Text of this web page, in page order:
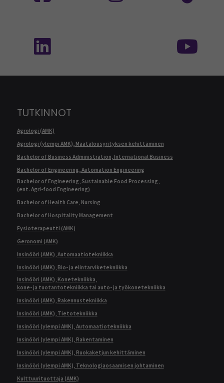
TUTKINNOT
Agrologi (AMK)
Agrologi (ylempi AMK), Maatalousyrityksen kehittäminen
Bachelor of Business Administration, International Business
Bachelor of Engineering, Automation Engineering
Bachelor of Engineering, Sustainable Food Processing,
(ent. Agri-food Engineering)
Bachelor of Health Care, Nursing
Bachelor of Hospitality Management
Fysioterapeutti (AMK)
Geronomi (AMK)
Insinööri (AMK), Automaatiotekniikka
Insinööri (AMK), Bio- ja elintarviketekniikka
Insinööri (AMK), Konetekniikka,
kone- ja tuotantotekniikka tai auto- ja työkonetekniikka
Insinööri (AMK), Rakennustekniikka
Insinööri (AMK), Tietotekniikka
Insinööri (ylempi AMK), Automaatiotekniikka
Insinööri (ylempi AMK), Rakentaminen
Insinööri (ylempi AMK), Ruokaketjun kehittäminen
Insinööri (ylempi AMK), Teknologiaosaamisen johtaminen
Kulttuurituottaja (AMK)